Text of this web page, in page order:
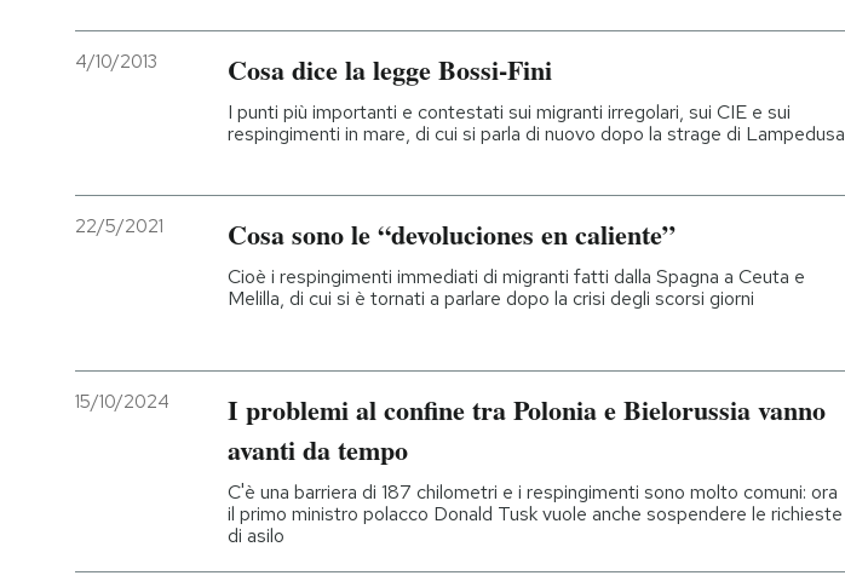
4/10/2013 Cosa dice la legge Bossi-Fini
I punti più importanti e contestati sui migranti irregolari, sui CIE e sui
respingimenti in mare, di cui si parla di nuovo dopo la strage di Lampedusa
22/5/2021 Cosa sono le “devoluciones en caliente”
Cioè i respingimenti immediati di migranti fatti dalla Spagna a Ceuta e
Melilla, di cui si è tornati a parlare dopo la crisi degli scorsi giorni
15/10/2024
I problemi al confine tra Polonia e Bielorussia vanno
avanti da tempo
C'è una barriera di 187 chilometri e i respingimenti sono molto comuni: ora
il primo ministro polacco Donald Tusk vuole anche sospendere le richieste
di asilo